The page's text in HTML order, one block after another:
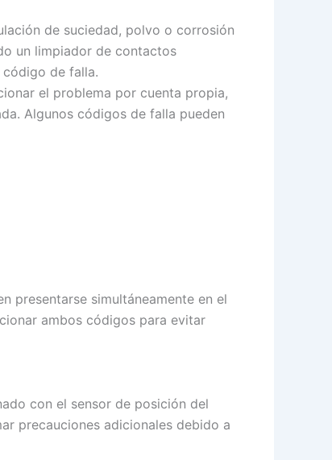
de suciedad, polvo o corrosión
un limpiador de contactos
de falla.
el problema por cuenta propia,
Algunos códigos de falla pueden
presentarse simultáneamente en el
ambos códigos para evitar
con el sensor de posición del
precauciones adicionales debido a